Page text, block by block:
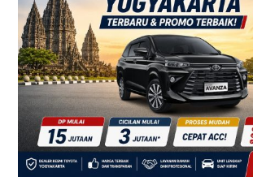
Toyota
Avanza
Yogyakarta
–
Promo
DP
Ringan
&